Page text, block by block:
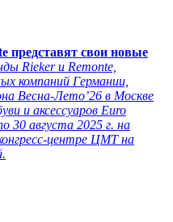
представят свои новые
Rieker и Remonte,
компаний Германии,
Весна-Лето’26 в Москве
и аксессуаров Euro
30 августа 2025 г. на
центре ЦМТ на